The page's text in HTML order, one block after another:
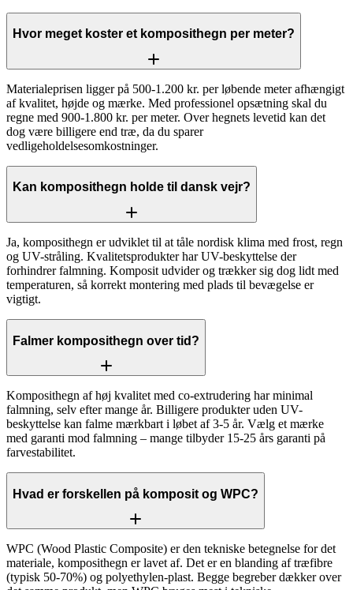
Hvor meget koster et komposithegn per meter?
Materialeprisen ligger på 500-1.200 kr. per løbende meter afhængigt
af kvalitet, højde og mærke. Med professionel opsætning skal du
regne med 900-1.800 kr. per meter. Over hegnets levetid kan det
dog være billigere end træ, da du sparer
vedligeholdelsesomkostninger.
Kan komposithegn holde til dansk vejr?
Ja, komposithegn er udviklet til at tåle nordisk klima med frost, regn
og UV-stråling. Kvalitetsprodukter har UV-beskyttelse der
forhindrer falmning. Komposit udvider og trækker sig dog lidt med
temperaturen, så korrekt montering med plads til bevægelse er
vigtigt.
Falmer komposithegn over tid?
Komposithegn af høj kvalitet med co-extrudering har minimal
falmning, selv efter mange år. Billigere produkter uden UV-
beskyttelse kan falme mærkbart i løbet af 3-5 år. Vælg et mærke
med garanti mod falmning – mange tilbyder 15-25 års garanti på
farvestabilitet.
Hvad er forskellen på komposit og WPC?
WPC (Wood Plastic Composite) er den tekniske betegnelse for det
materiale, komposithegn er lavet af. Det er en blanding af træfibre
(typisk 50-70%) og polyethylen-plast. Begge begreber dækker over